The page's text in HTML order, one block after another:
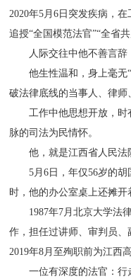
2020年5月6日突发疾病，
追授“全国模范法官”“全省
人际交往中他不善言辞，
他生性温和，身上毫无“
破法律底线的当事人、律师
工作中他思想开放，时
脉的司法为民情怀。
他，就是江西省人民法
5月6日，年仅56岁的胡
时，他的办公室桌上还摊
1987年7月北京大学法律
作，担任过讲师、审判员、
2019年8月至殉职前为江西
一位有深度的法官：行